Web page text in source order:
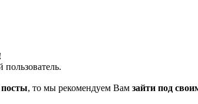
, то мы рекомендуем Вам зайти под